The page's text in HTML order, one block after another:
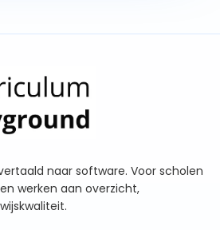
naar software. Voor scholen
werken aan overzicht,